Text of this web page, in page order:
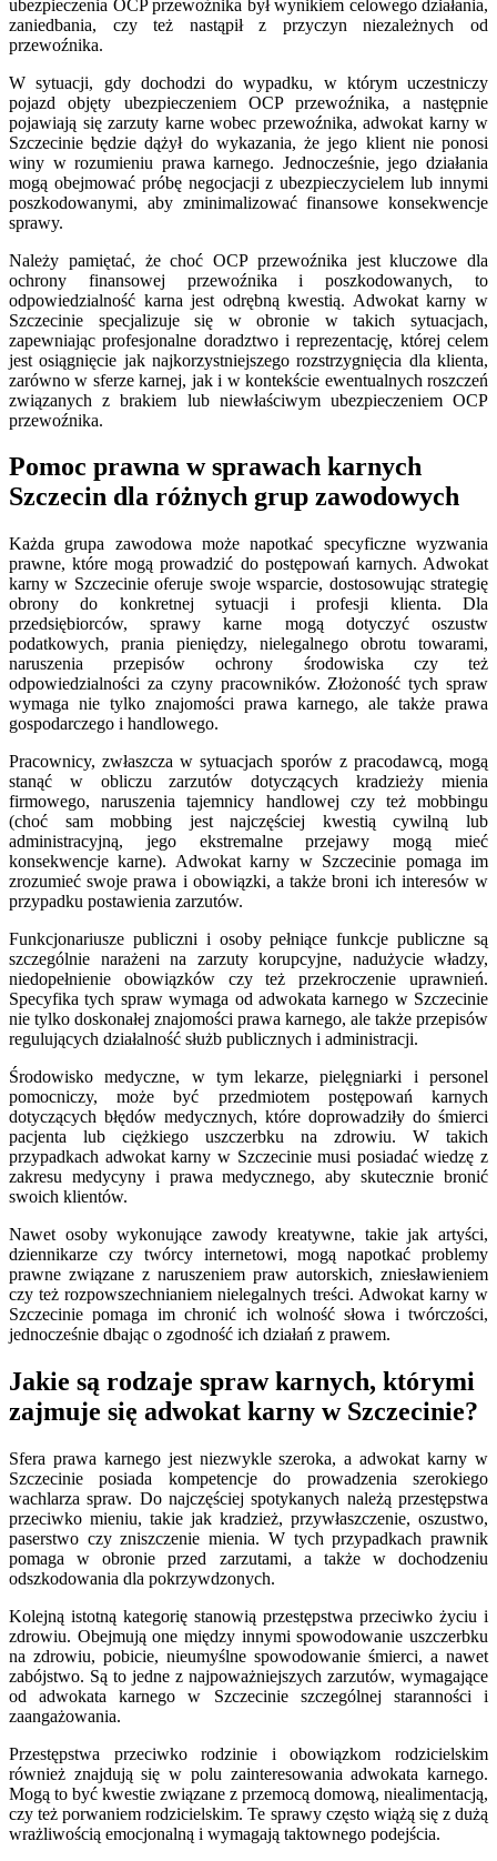
ubezpieczenia OCP przewoźnika był wynikiem celowego działania,
zaniedbania, czy też nastąpił z przyczyn niezależnych od
przewoźnika.
W sytuacji, gdy dochodzi do wypadku, w którym uczestniczy
pojazd objęty ubezpieczeniem OCP przewoźnika, a następnie
pojawiają się zarzuty karne wobec przewoźnika, adwokat karny w
Szczecinie będzie dążył do wykazania, że jego klient nie ponosi
winy w rozumieniu prawa karnego. Jednocześnie, jego działania
mogą obejmować próbę negocjacji z ubezpieczycielem lub innymi
poszkodowanymi, aby zminimalizować finansowe konsekwencje
sprawy.
Należy pamiętać, że choć OCP przewoźnika jest kluczowe dla
ochrony finansowej przewoźnika i poszkodowanych, to
odpowiedzialność karna jest odrębną kwestią. Adwokat karny w
Szczecinie specjalizuje się w obronie w takich sytuacjach,
zapewniając profesjonalne doradztwo i reprezentację, której celem
jest osiągnięcie jak najkorzystniejszego rozstrzygnięcia dla klienta,
zarówno w sferze karnej, jak i w kontekście ewentualnych roszczeń
związanych z brakiem lub niewłaściwym ubezpieczeniem OCP
przewoźnika.
Pomoc prawna w sprawach karnych
Szczecin dla różnych grup zawodowych
Każda grupa zawodowa może napotkać specyficzne wyzwania
prawne, które mogą prowadzić do postępowań karnych. Adwokat
karny w Szczecinie oferuje swoje wsparcie, dostosowując strategię
obrony do konkretnej sytuacji i profesji klienta. Dla
przedsiębiorców, sprawy karne mogą dotyczyć oszustw
podatkowych, prania pieniędzy, nielegalnego obrotu towarami,
naruszenia przepisów ochrony środowiska czy też
odpowiedzialności za czyny pracowników. Złożoność tych spraw
wymaga nie tylko znajomości prawa karnego, ale także prawa
gospodarczego i handlowego.
Pracownicy, zwłaszcza w sytuacjach sporów z pracodawcą, mogą
stanąć w obliczu zarzutów dotyczących kradzieży mienia
firmowego, naruszenia tajemnicy handlowej czy też mobbingu
(choć sam mobbing jest najczęściej kwestią cywilną lub
administracyjną, jego ekstremalne przejawy mogą mieć
konsekwencje karne). Adwokat karny w Szczecinie pomaga im
zrozumieć swoje prawa i obowiązki, a także broni ich interesów w
przypadku postawienia zarzutów.
Funkcjonariusze publiczni i osoby pełniące funkcje publiczne są
szczególnie narażeni na zarzuty korupcyjne, nadużycie władzy,
niedopełnienie obowiązków czy też przekroczenie uprawnień.
Specyfika tych spraw wymaga od adwokata karnego w Szczecinie
nie tylko doskonałej znajomości prawa karnego, ale także przepisów
regulujących działalność służb publicznych i administracji.
Środowisko medyczne, w tym lekarze, pielęgniarki i personel
pomocniczy, może być przedmiotem postępowań karnych
dotyczących błędów medycznych, które doprowadziły do śmierci
pacjenta lub ciężkiego uszczerbku na zdrowiu. W takich
przypadkach adwokat karny w Szczecinie musi posiadać wiedzę z
zakresu medycyny i prawa medycznego, aby skutecznie bronić
swoich klientów.
Nawet osoby wykonujące zawody kreatywne, takie jak artyści,
dziennikarze czy twórcy internetowi, mogą napotkać problemy
prawne związane z naruszeniem praw autorskich, zniesławieniem
czy też rozpowszechnianiem nielegalnych treści. Adwokat karny w
Szczecinie pomaga im chronić ich wolność słowa i twórczości,
jednocześnie dbając o zgodność ich działań z prawem.
Jakie są rodzaje spraw karnych, którymi
zajmuje się adwokat karny w Szczecinie?
Sfera prawa karnego jest niezwykle szeroka, a adwokat karny w
Szczecinie posiada kompetencje do prowadzenia szerokiego
wachlarza spraw. Do najczęściej spotykanych należą przestępstwa
przeciwko mieniu, takie jak kradzież, przywłaszczenie, oszustwo,
paserstwo czy zniszczenie mienia. W tych przypadkach prawnik
pomaga w obronie przed zarzutami, a także w dochodzeniu
odszkodowania dla pokrzywdzonych.
Kolejną istotną kategorię stanowią przestępstwa przeciwko życiu i
zdrowiu. Obejmują one między innymi spowodowanie uszczerbku
na zdrowiu, pobicie, nieumyślne spowodowanie śmierci, a nawet
zabójstwo. Są to jedne z najpoważniejszych zarzutów, wymagające
od adwokata karnego w Szczecinie szczególnej staranności i
zaangażowania.
Przestępstwa przeciwko rodzinie i obowiązkom rodzicielskim
również znajdują się w polu zainteresowania adwokata karnego.
Mogą to być kwestie związane z przemocą domową, niealimentacją,
czy też porwaniem rodzicielskim. Te sprawy często wiążą się z dużą
wrażliwością emocjonalną i wymagają taktownego podejścia.